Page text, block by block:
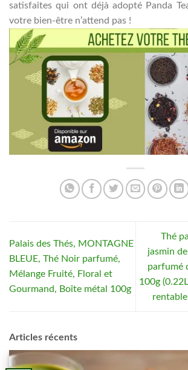
satisfaites qui ont déjà adopté Panda
votre bien-être n’attend pas !
Palais des Thés, MONTAGNE
BLEUE, Thé Noir parfumé,
Mélange Fruité, Floral et
Gourmand, Boîte métal 100g
Thé
jasmin
parfumé
100g
Articles récents